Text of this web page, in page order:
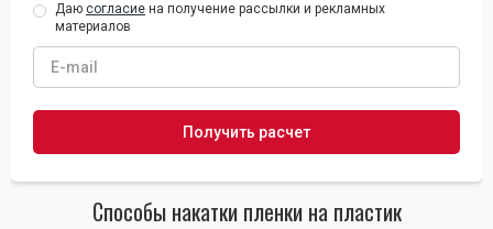
Даю согласие на получение рассылки и рекламных
материалов
Способы накатки пленки на пластик